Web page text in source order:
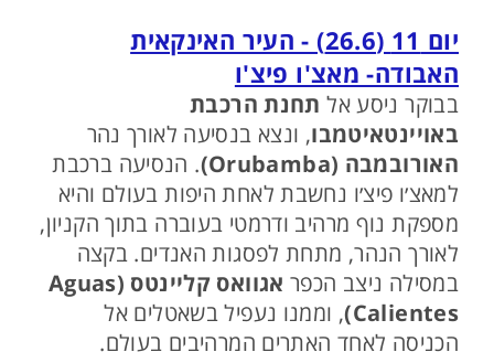
יום 11 (26.6) - העיר האינקאית
האבודה- מאצ'ו פיצ'ו
בבוקר ניסע אל תחנת הרכבת
באויינטאיטמבו, ונצא בנסיעה לאורך נהר
האורובמבה (Orubamba)
. הנסיעה ברכבת
למאצ׳ו פיצ׳ו נחשבת לאחת היפות בעולם והיא
מספקת נוף מרהיב ודרמטי בעוברה בתוך הקניון,
לאורך הנהר, מתחת לפסגות האנדים. בקצה
במסילה ניצב הכפר
אגוואס קליינטס (Aguas
Calientes) , וממנו נעפיל בשאטלים אל
הכניסה לאחד האתרים המרהיבים בעולם.